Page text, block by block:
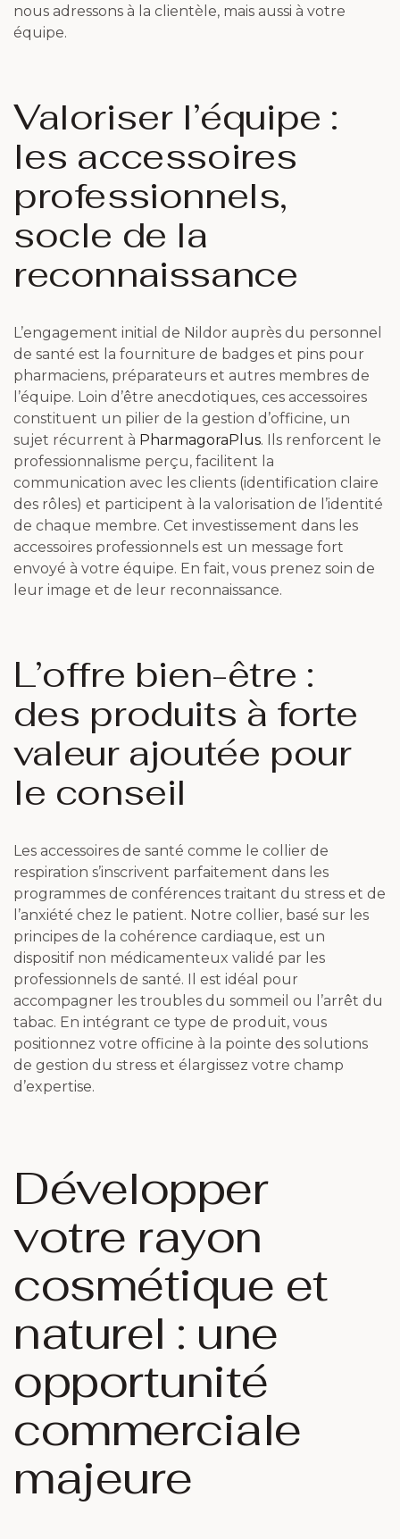
nous adressons à la clientèle, mais aussi à votre
équipe.
Valoriser l’équipe :
les accessoires
professionnels,
socle de la
reconnaissance
L’engagement initial de Nildor auprès du personnel
de santé est la fourniture de badges et pins pour
pharmaciens, préparateurs et autres membres de
l’équipe. Loin d’être anecdotiques, ces accessoires
constituent un pilier de la gestion d’officine, un
sujet récurrent à PharmagoraPlus. Ils renforcent le
professionnalisme perçu, facilitent la
communication avec les clients (identification claire
des rôles) et participent à la valorisation de l’identité
de chaque membre. Cet investissement dans les
accessoires professionnels est un message fort
envoyé à votre équipe. En fait, vous prenez soin de
leur image et de leur reconnaissance.
L’offre bien-être :
des produits à forte
valeur ajoutée pour
le conseil
Les accessoires de santé comme le collier de
respiration s’inscrivent parfaitement dans les
programmes de conférences traitant du stress et de
l’anxiété chez le patient. Notre collier, basé sur les
principes de la cohérence cardiaque, est un
dispositif non médicamenteux validé par les
professionnels de santé. Il est idéal pour
accompagner les troubles du sommeil ou l’arrêt du
tabac. En intégrant ce type de produit, vous
positionnez votre officine à la pointe des solutions
de gestion du stress et élargissez votre champ
d’expertise.
Développer
votre rayon
cosmétique et
naturel : une
opportunité
commerciale
majeure